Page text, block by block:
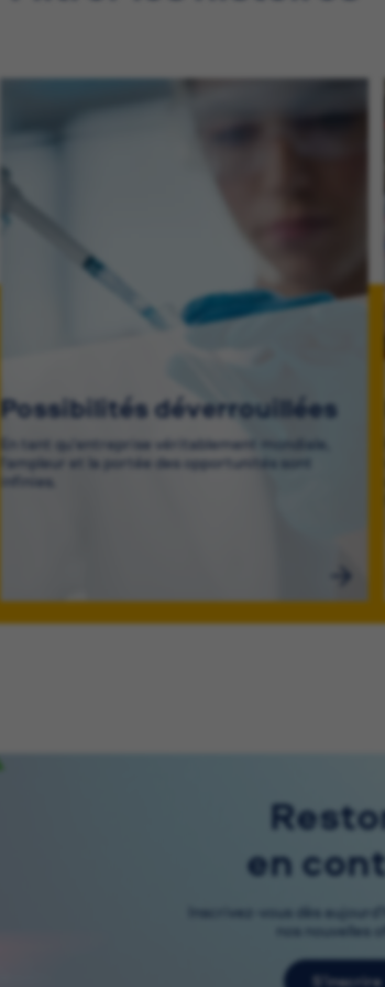
Possibilités déverrouillées
En tant qu'entreprise véritablement mondiale,
l'ampleur et la portée des opportunités sont
infinies.
en
Inscrivez-vous dès
nos nouvelles
S’inscrire